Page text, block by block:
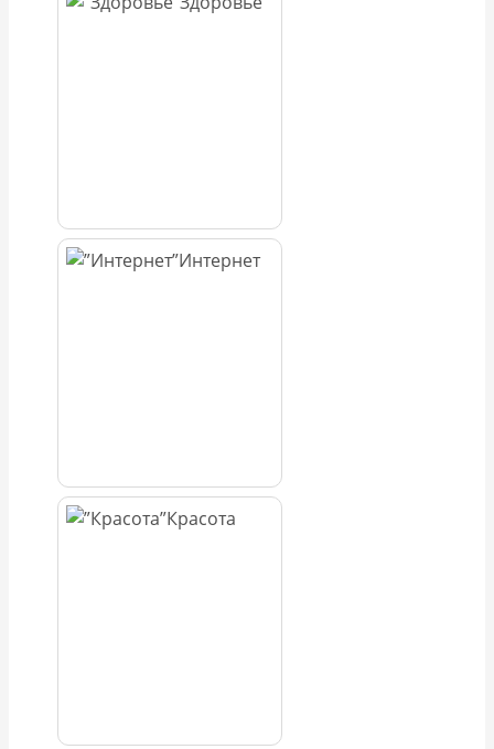
Интернет
Красота